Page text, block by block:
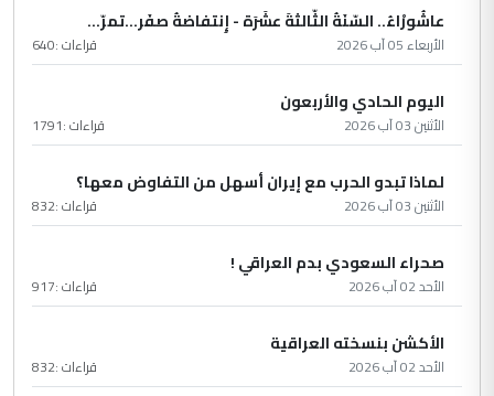
عاشُورْاءُ.. السّنَةُ الثّالثةَ عشَرَة - إِنتفاضةُ صفَر…تمرّ...
الأربعاء 05 آب 2026 قراءات :640
اليوم الحادي والأربعون
الأثنين 03 آب 2026 قراءات :1791
لماذا تبدو الحرب مع إيران أسهل من التفاوض معها؟
الأثنين 03 آب 2026 قراءات :832
صحراء السعودي بدم العراقي !
الأحد 02 آب 2026 قراءات :917
الأكشن بنسخته العراقية
الأحد 02 آب 2026 قراءات :832